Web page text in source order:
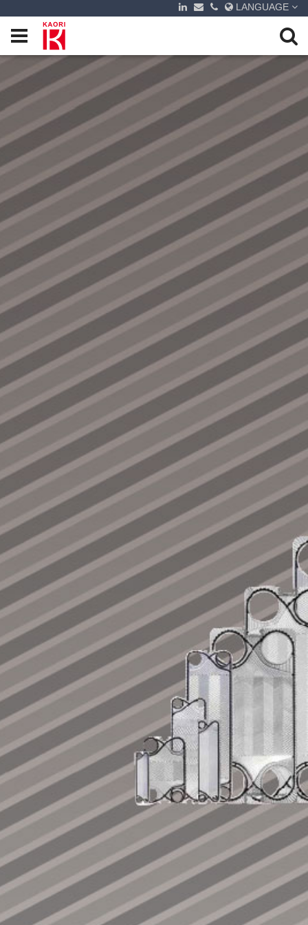
LANGUAGE